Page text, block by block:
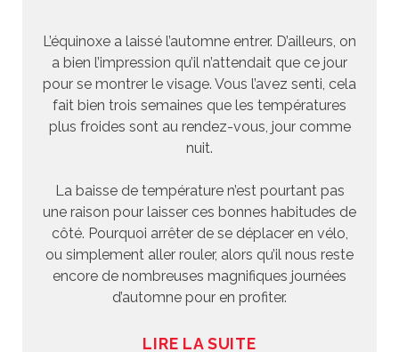
L’équinoxe a laissé l’automne entrer. D’ailleurs, on
a bien l’impression qu’il n’attendait que ce jour
pour se montrer le visage. Vous l’avez senti, cela
fait bien trois semaines que les températures
plus froides sont au rendez-vous, jour comme
nuit.
La baisse de température n’est pourtant pas
une raison pour laisser ces bonnes habitudes de
côté. Pourquoi arrêter de se déplacer en vélo,
ou simplement aller rouler, alors qu’il nous reste
encore de nombreuses magnifiques journées
d’automne pour en profiter.
LIRE LA SUITE